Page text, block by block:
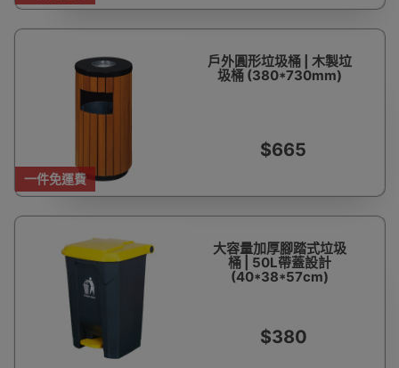
一件免運費
戶外圓形垃圾桶 | 木製垃
圾桶 (380*730mm)
$665
大容量加厚腳踏式垃圾
桶 | 50L帶蓋設計
(40*38*57cm)
$380